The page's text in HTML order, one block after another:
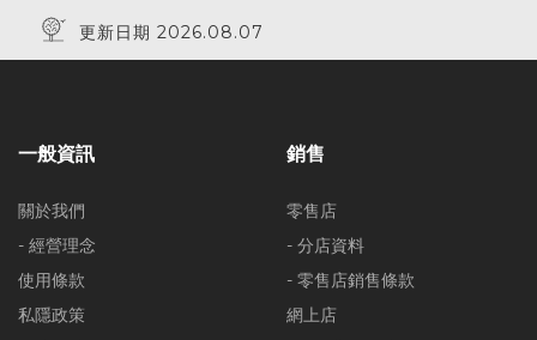
更新日期 2026.08.07
一般資訊
關於我們
- 經營理念
使用條款
私隱政策
銷售
零售店
- 分店資料
- 零售店銷售條款
網上店